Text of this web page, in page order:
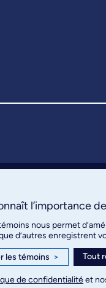
et
droits réservés.
l’importance
nous permet
d’autres enregistrent
les témoins > Tout
de confidentialitéet